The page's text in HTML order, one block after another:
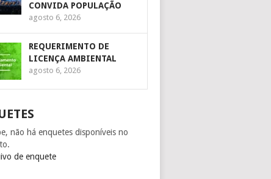
CONVIDA POPULAÇÃO
agosto 6, 2026
REQUERIMENTO DE
LICENÇA AMBIENTAL
agosto 6, 2026
não há enquetes disponíveis no
de enquete